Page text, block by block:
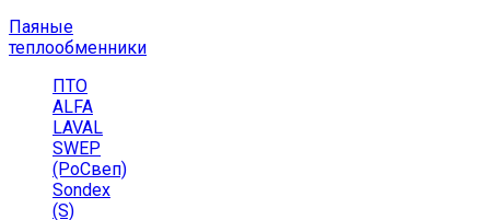
Паяные
теплообменники
ПТО
ALFA
LAVAL
SWEP
(РоСвеп)
Sondex
(S)